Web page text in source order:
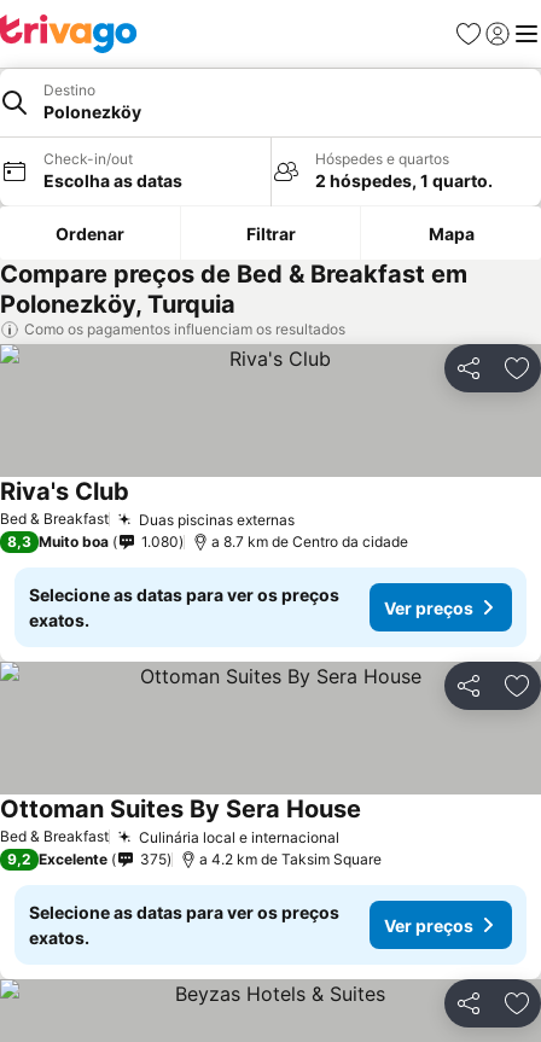
Favoritos
Iniciar
Destino
Polonezköy
Check-in/out
Escolha as datas
Hóspedes e quartos
2 hóspedes, 1 quarto.
Ordenar Filtrar Mapa
Compare preços de Bed & Breakfast em
Polonezköy, Turquia
Como os pagamentos influenciam os resultados
Partilhar
Bed & Breakfast Duas piscinas externas
Riva's Club
8,3 Muito boa 1.080 a 8.7 km de Centro da cidade
Selecione as datas para ver os preços
exatos.
Ver preços
Partilhar
Bed & Breakfast Culinária local e internacional
Ottoman Suites By Sera House
9,2 Excelente 375 a 4.2 km de Taksim Square
Selecione as datas para ver os preços
exatos.
Ver preços
Partilhar